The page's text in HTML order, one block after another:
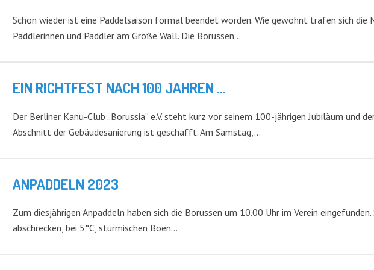
Schon wieder ist eine Paddelsaison formal beendet worden. Wie gewohnt trafen sich die
Paddlerinnen und Paddler am Große Wall. Die Borussen…
EIN RICHTFEST NACH 100 JAHREN …
Der Berliner Kanu-Club „Borussia“ e.V. steht kurz vor seinem 100-jährigen Jubiläum und
Abschnitt der Gebäudesanierung ist geschafft. Am Samstag,…
ANPADDELN 2023
Zum diesjährigen Anpaddeln haben sich die Borussen um 10.00 Uhr im Verein
abschrecken, bei 5°C, stürmischen Böen…